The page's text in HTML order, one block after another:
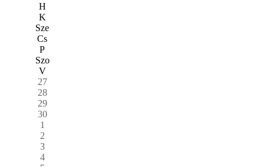
H
K
Sze
Cs
P
Szo
V
27
28
29
30
1
2
3
4